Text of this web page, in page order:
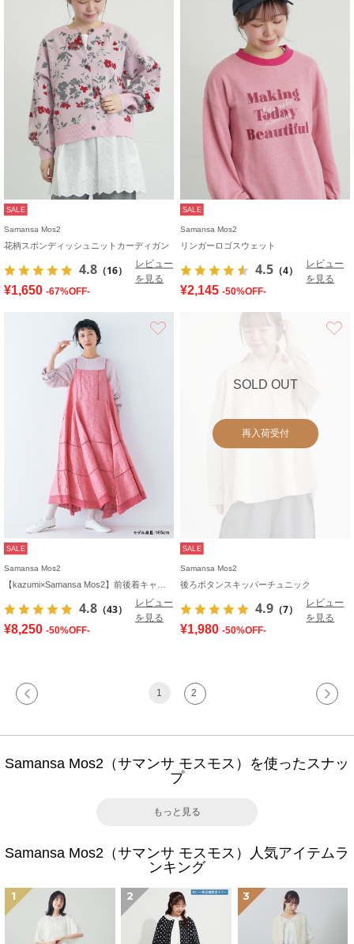
SALE
Samansa Mos2
花柄スポンディッシュニットカーディガン
4.8 （16）
レビュー
を見る
¥1,650 -67%OFF-
SALE
Samansa Mos2
リンガーロゴスウェット
4.5 （4）
レビュー
を見る
¥2,145 -50%OFF-
SALE
Samansa Mos2
4.8 （43）
レビュー
を見る
¥8,250 -50%OFF-
SOLD OUT
再入荷受付
SALE
Samansa Mos2
後ろボタンスキッパーチュニック
4.9 （7）
レビュー
を見る
¥1,980 -50%OFF-
1 2
Samansa Mos2（サマンサ モスモス）を使ったスナッ
プ
もっと見る
Samansa Mos2（サマンサ モスモス）人気アイテムラ
ンキング
1 2 3